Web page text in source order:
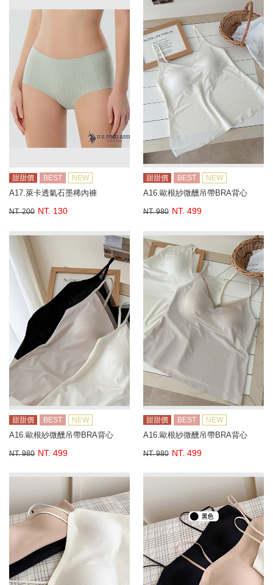
甜甜價 BEST NEW
A17.萊卡透氣石墨稀內褲
NT. 200 NT. 130
甜甜價 BEST NEW
A16.歐根紗微醺吊帶BRA背心
NT. 980 NT. 499
甜甜價 BEST NEW
A16.歐根紗微醺吊帶BRA背心
NT. 980 NT. 499
甜甜價 BEST NEW
A16.歐根紗微醺吊帶BRA背心
NT. 980 NT. 499